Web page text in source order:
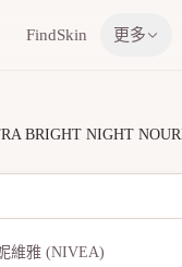
FindSkin 更多
BRIGHT NIGHT
維雅 (NIVEA)